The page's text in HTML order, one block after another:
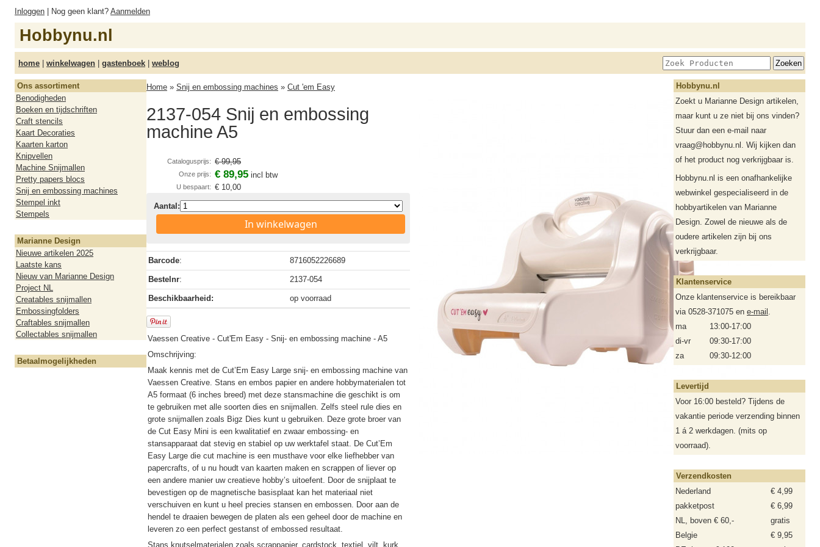
Inloggen | Nog geen klant? Aanmelden
Hobbynu.nl
home | winkelwagen | gastenboek | weblog
Ons assortiment
Benodigheden
Boeken en tijdschriften
Craft stencils
Kaart Decoraties
Kaarten karton
Knipvellen
Machine Snijmallen
Pretty papers blocs
Snij en embossing machines
Stempel inkt
Stempels
Marianne Design
Nieuwe artikelen 2025
Laatste kans
Nieuw van Marianne Design
Project NL
Creatables snijmallen
Embossingfolders
Craftables snijmallen
Collectables snijmallen
Betaalmogelijkheden
Home » Snij en embossing machines » Cut 'em Easy
2137-054 Snij en embossing
machine A5
Catalogusprijs: € 99,95
Onze prijs: € 89,95 incl btw
U bespaart: € 10,00
Aantal:
In winkelwagen
Barcode: 8716052226689
Bestelnr: 2137-054
Beschikbaarheid: op voorraad
Vaessen Creative - Cut'Em Easy - Snij- en embossing machine - A5
Omschrijving:
Maak kennis met de Cut’Em Easy Large snij- en embossing machine van
Vaessen Creative. Stans en embos papier en andere hobbymaterialen tot
A5 formaat (6 inches breed) met deze stansmachine die geschikt is om
te gebruiken met alle soorten dies en snijmallen. Zelfs steel rule dies en
grote snijmallen zoals Bigz Dies kunt u gebruiken. Deze grote broer van
de Cut Easy Mini is een kwalitatief en zwaar embossing- en
stansapparaat dat stevig en stabiel op uw werktafel staat. De Cut’Em
Easy Large die cut machine is een musthave voor elke liefhebber van
papercrafts, of u nu houdt van kaarten maken en scrappen of liever op
een andere manier uw creatieve hobby’s uitoefent. Door de snijplaat te
bevestigen op de magnetische basisplaat kan het materiaal niet
verschuiven en kunt u heel precies stansen en embossen. Door aan de
hendel te draaien bewegen de platen als een geheel door de machine en
leveren zo een perfect gestanst of embossed resultaat.
Stans knutselmaterialen zoals scrappapier, cardstock, textiel, vilt, kurk
Hobbynu.nl
Zoekt u Marianne Design artikelen,
maar kunt u ze niet bij ons vinden?
Stuur dan een e-mail naar
vraag@hobbynu.nl. Wij kijken dan
of het product nog verkrijgbaar is.
Hobbynu.nl is een onafhankelijke
webwinkel gespecialiseerd in de
hobbyartikelen van Marianne
Design. Zowel de nieuwe als de
oudere artikelen zijn bij ons
verkrijgbaar.
Klantenservice
Onze klantenservice is bereikbaar
via 0528-371075 en e-mail .
ma
13:00-17:00
di-vr
09:30-17:00
za
09:30-12:00
Levertijd
Voor 16:00 besteld? Tijdens de
vakantie periode verzending binnen
1 á 2 werkdagen. (mits op
voorraad).
Verzendkosten
Nederland
€ 4,99
pakketpost
€ 6,99
NL, boven € 60,-
gratis
Belgie
€ 9,95